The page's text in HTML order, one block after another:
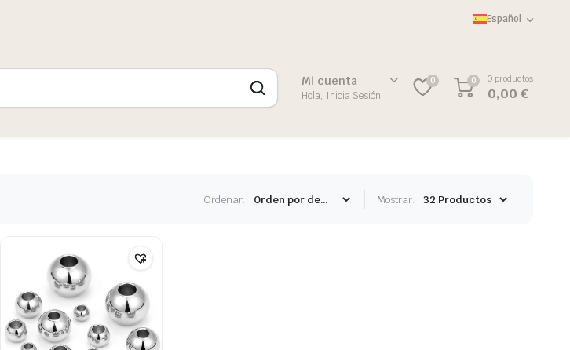
Español
Mi cuenta
Hola, Inicia Sesión
0 0 0 productos
0,00€
Ordenar: Mostrar: